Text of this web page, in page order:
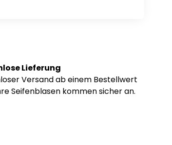
Lieferung
Versand ab einem Bestellwert
Seifenblasen kommen sicher an.